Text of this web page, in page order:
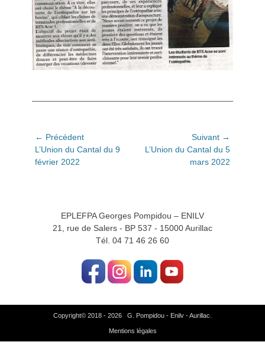
Navigation
de
l’article
← Précédent
Article
précédent:
L’Union du Cantal du 9
février 2022
Suivant →
ArticleL’Union du Cantal du 5
mars 2022
EPLEFPA Georges Pompidou – ENILV
21, rue de Salers - BP 537 - 15000 Aurillac
Tél. 04 71 46 26 60
Copyright© 2018 - 2026 G. Pompidou - Enilv - Aurillac.
Mentions légales